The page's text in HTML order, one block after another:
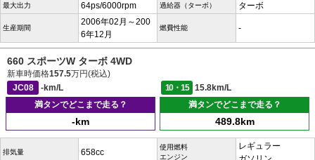
最大出力 64ps/6000rpm 過給器（ターボ） ターボ
生産期間
2006年02月～200
6年12月
燃費性能 -
660 スポーツW ターボ 4WD
新車時価格157.5万円(税込)
JC08
-km/L 10・15
15.8km/L
満タンでどこまで走る？
-km
満タンでどこまで走る？
489.8km
排気量 658cc
使用燃料
エンジン
レギュラー